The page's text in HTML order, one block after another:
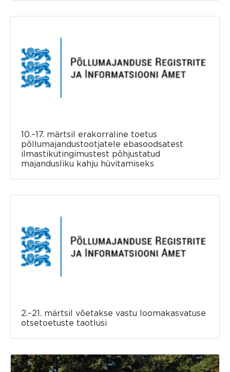
10.–17. märtsil erakorraline toetus
põllumajandustootjatele ebasoodsatest
ilmastikutingimustest põhjustatud
majandusliku kahju hüvitamiseks
2.–21. märtsil võetakse vastu loomakasvatuse
otsetoetuste taotlusi